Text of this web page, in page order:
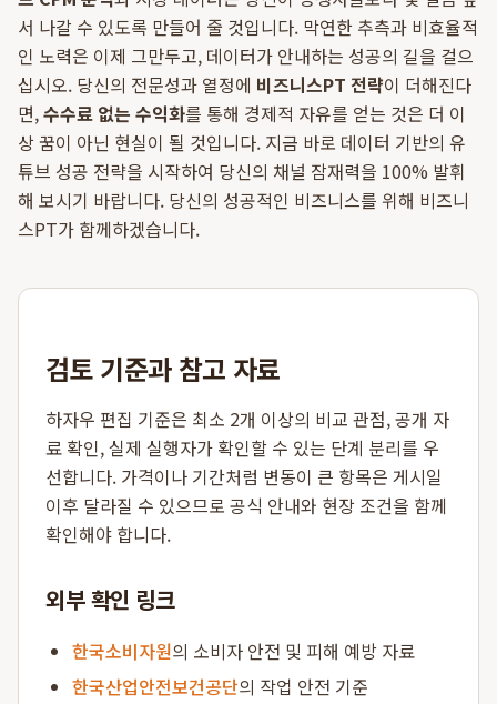
서 나갈 수 있도록 만들어 줄 것입니다. 막연한 추측과 비효율적
인 노력은 이제 그만두고, 데이터가 안내하는 성공의 길을 걸으
십시오. 당신의 전문성과 열정에 비즈니스PT 전략이 더해진다
면,수수료 없는 수익화를 통해 경제적 자유를 얻는 것은 더 이
상 꿈이 아닌 현실이 될 것입니다. 지금 바로 데이터 기반의 유
튜브 성공 전략을 시작하여 당신의 채널 잠재력을 100% 발휘
해 보시기 바랍니다. 당신의 성공적인 비즈니스를 위해 비즈니
스PT가 함께하겠습니다.
검토 기준과 참고 자료
하자우 편집 기준은 최소 2개 이상의 비교 관점, 공개 자
료 확인, 실제 실행자가 확인할 수 있는 단계 분리를 우
선합니다. 가격이나 기간처럼 변동이 큰 항목은 게시일
이후 달라질 수 있으므로 공식 안내와 현장 조건을 함께
확인해야 합니다.
외부 확인 링크
한국소비자원의 소비자 안전 및 피해 예방 자료
한국산업안전보건공단의 작업 안전 기준